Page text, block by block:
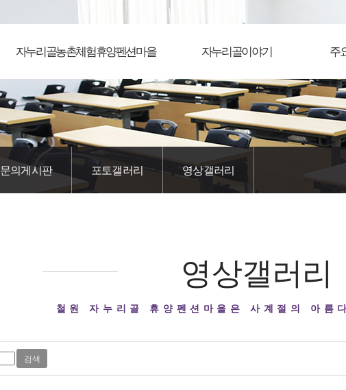
자누리골농촌체험휴양펜션마을 자누리골이야기 주
문의게시판 포토갤러리 영상갤러리
영상갤러리
철원 자누리골 휴양펜션마을은 사계절의 아름